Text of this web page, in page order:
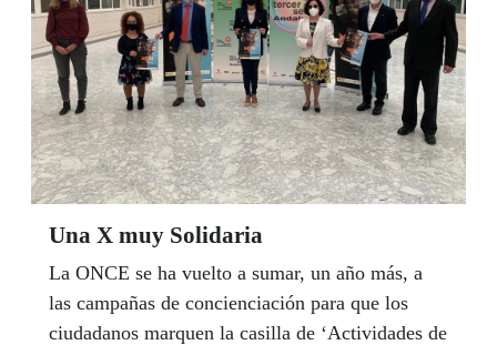
coordinación de 467 profesionales de la
educación.
Una X muy Solidaria
La ONCE se ha vuelto a sumar, un año más, a
las campañas de concienciación para que los
ciudadanos marquen la casilla de ‘Actividades de